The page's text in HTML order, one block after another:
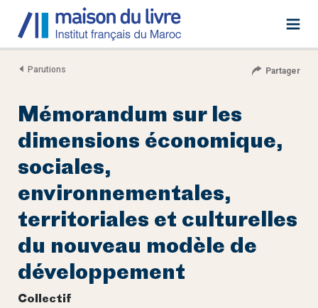
Parutions Partager
Mémorandum sur les
dimensions économique,
sociales,
environnementales,
territoriales et culturelles
du nouveau modèle de
développement
Collectif